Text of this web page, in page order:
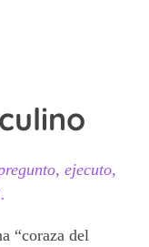
ejecuto,
“coraza del